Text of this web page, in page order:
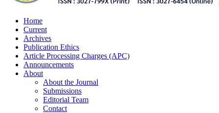
Home
Current
Archives
Publication Ethics
Article Processing Charges (APC)
Announcements
About
About the Journal
Submissions
Editorial Team
Contact